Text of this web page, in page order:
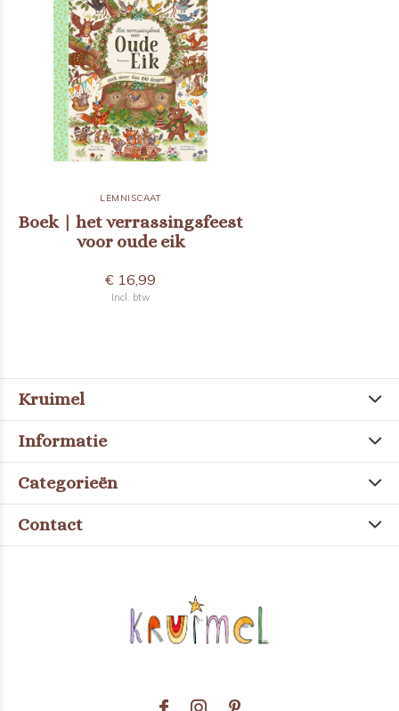
LEMNISCAAT
Boek | het verrassingsfeest
voor oude eik
€ 16,99
Incl. btw
Kruimel
Informatie
Categorieën
Contact